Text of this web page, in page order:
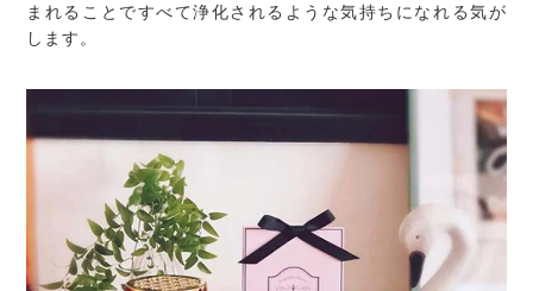
まれることですべて浄化されるような気持ちになれる気が
します。